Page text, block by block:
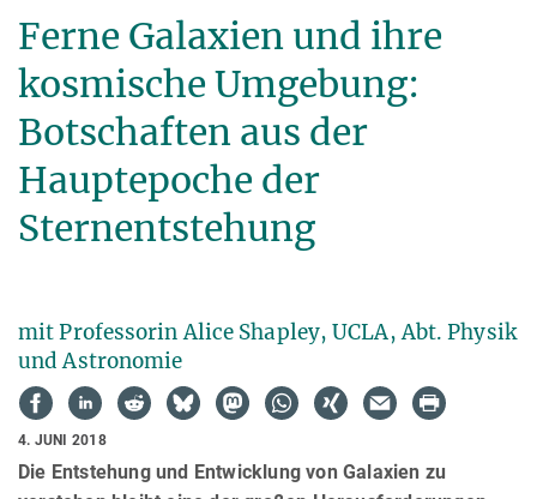
Ferne Galaxien und ihre
kosmische Umgebung:
Botschaften aus der
Hauptepoche der
Sternentstehung
mit Professorin Alice Shapley, UCLA, Abt. Physik
und Astronomie
4. JUNI 2018
Die Entstehung und Entwicklung von Galaxien zu